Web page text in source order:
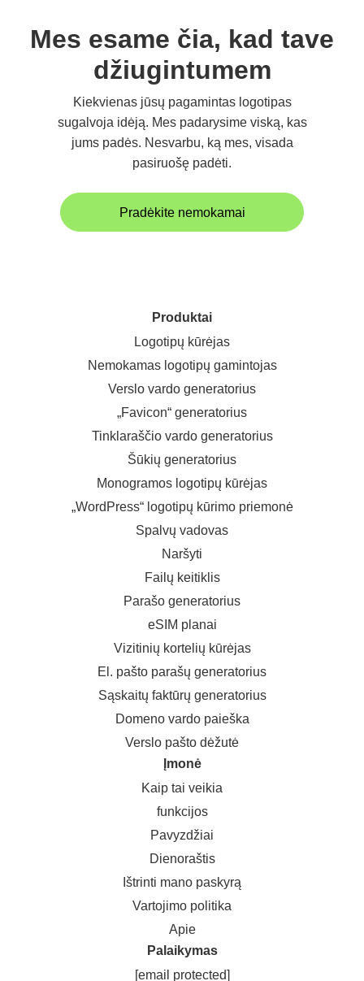
Mes esame čia, kad tave
džiugintumem
Kiekvienas jūsų pagamintas logotipas
sugalvoja idėją. Mes padarysime viską, kas
jums padės. Nesvarbu, ką mes, visada
pasiruošę padėti.
Pradėkite nemokamai
Produktai
Logotipų kūrėjas
Nemokamas logotipų gamintojas
Verslo vardo generatorius
„Favicon“ generatorius
Tinklaraščio vardo generatorius
Šūkių generatorius
Monogramos logotipų kūrėjas
„WordPress“ logotipų kūrimo priemonė
Spalvų vadovas
Naršyti
Failų keitiklis
Parašo generatorius
eSIM planai
Vizitinių kortelių kūrėjas
El. pašto parašų generatorius
Sąskaitų faktūrų generatorius
Domeno vardo paieška
Verslo pašto dėžutė
Įmonė
Kaip tai veikia
funkcijos
Pavyzdžiai
Dienoraštis
Ištrinti mano paskyrą
Vartojimo politika
Apie
Palaikymas
[email protected]